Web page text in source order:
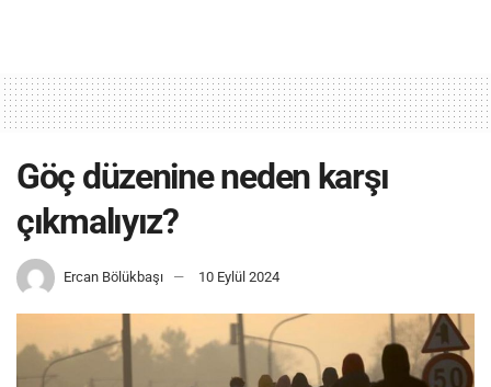
Göç düzenine neden karşı
çıkmalıyız?
Ercan Bölükbaşı 10 Eylül 2024